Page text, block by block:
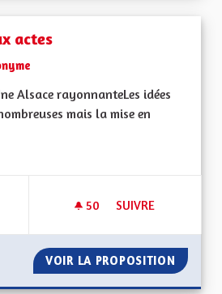
actes
Alsace rayonnanteLes idées
mais la mise en
la catégorie : Autres
50 50 ABONNÉS
SUIVRE
VOIR LA PROPOSITION DE LA